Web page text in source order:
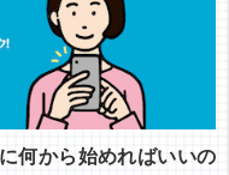
何から始めればいいの